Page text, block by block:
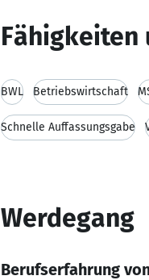
Fähigkeiten
BWL Betriebswirtschaft
Schnelle Auffassungsgabe
Werdegang
Berufserfahrung